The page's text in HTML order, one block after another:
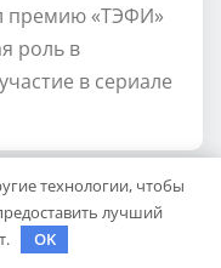
премию «ТЭФИ»
роль в
в сериале
технологии, чтобы
лучший
OK